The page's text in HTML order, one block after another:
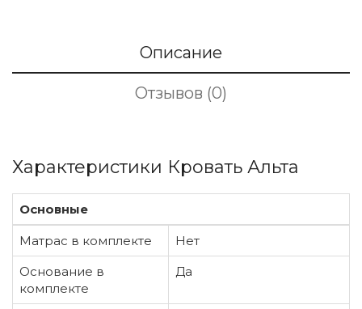
Описание
Отзывов (0)
Характеристики Кровать Альта
Основные
Матрас в комплекте
Нет
Основание в
комплекте
Да